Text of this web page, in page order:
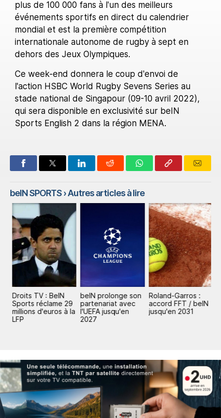
plus de 100 000 fans à l'un des meilleurs
événements sportifs en direct du calendrier
mondial et est la première compétition
internationale autonome de rugby à sept en
dehors des Jeux Olympiques.
Ce week-end donnera le coup d'envoi de
l'action HSBC World Rugby Sevens Series au
stade national de Singapour (09-10 avril 2022),
qui sera disponible en exclusivité sur beIN
Sports English 2 dans la région MENA.
beIN SPORTS› Autres articles à lire
Droits TV : BeIN
Sports réclame 29
millions d'euros à la
LFP
beIN prolonge son
partenariat avec
l'UEFA jusqu'en
2027
Roland-Garros :
accord FFT / beIN
jusqu'en 2031